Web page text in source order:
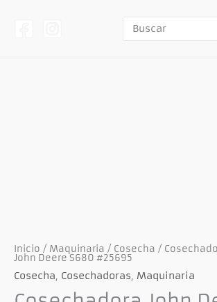
Buscar
por:
Inicio / Maquinaria / Cosecha /
John Deere S680 #25695
Cosecha, Cosechadoras, Maquinaria